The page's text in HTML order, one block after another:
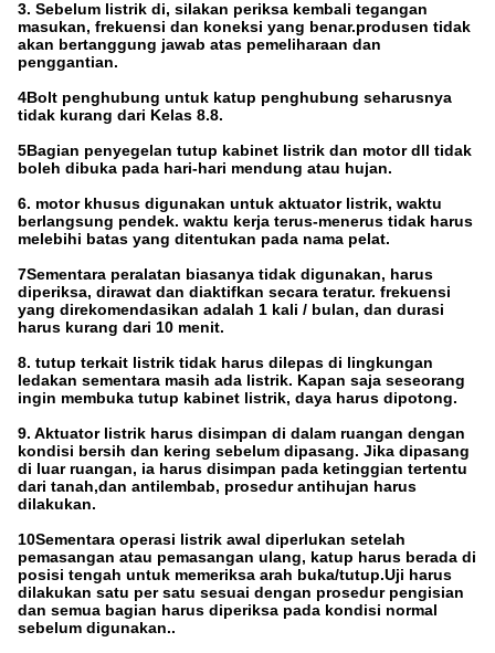
3. Sebelum listrik di, silakan periksa kembali tegangan
masukan, frekuensi dan koneksi yang benar.produsen tidak
akan bertanggung jawab atas pemeliharaan dan
penggantian.
4Bolt penghubung untuk katup penghubung seharusnya
tidak kurang dari Kelas 8.8.
5Bagian penyegelan tutup kabinet listrik dan motor dll tidak
boleh dibuka pada hari-hari mendung atau hujan.
6. motor khusus digunakan untuk aktuator listrik, waktu
berlangsung pendek. waktu kerja terus-menerus tidak harus
melebihi batas yang ditentukan pada nama pelat.
7Sementara peralatan biasanya tidak digunakan, harus
diperiksa, dirawat dan diaktifkan secara teratur. frekuensi
yang direkomendasikan adalah 1 kali / bulan, dan durasi
harus kurang dari 10 menit.
8. tutup terkait listrik tidak harus dilepas di lingkungan
ledakan sementara masih ada listrik. Kapan saja seseorang
ingin membuka tutup kabinet listrik, daya harus dipotong.
9. Aktuator listrik harus disimpan di dalam ruangan dengan
kondisi bersih dan kering sebelum dipasang. Jika dipasang
di luar ruangan, ia harus disimpan pada ketinggian tertentu
dari tanah,dan antilembab, prosedur antihujan harus
dilakukan.
10Sementara operasi listrik awal diperlukan setelah
pemasangan atau pemasangan ulang, katup harus berada di
posisi tengah untuk memeriksa arah buka/tutup.Uji harus
dilakukan satu per satu sesuai dengan prosedur pengisian
dan semua bagian harus diperiksa pada kondisi normal
sebelum digunakan..